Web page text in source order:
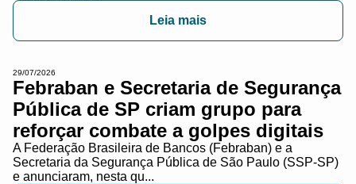
Leia mais
29/07/2026
Febraban e Secretaria de Segurança
Pública de SP criam grupo para
reforçar combate a golpes digitais
A Federação Brasileira de Bancos (Febraban) e a
Secretaria da Segurança Pública de São Paulo (SSP-SP)
e anunciaram, nesta qu...